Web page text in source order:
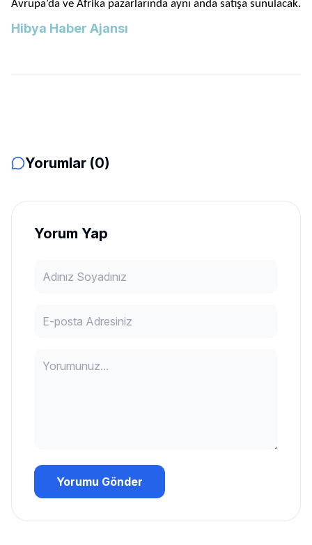
Avrupa’da ve Afrika pazarlarında aynı anda satışa sunulacak.
Hibya Haber Ajansı
Yorumlar (0)
Yorum Yap
Yorumu Gönder